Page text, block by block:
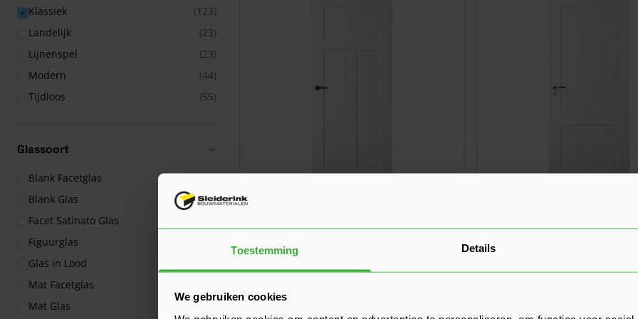
Toestemming Details
We gebruiken cookies
Klassiek
(123)
Landelijk
(23)
Lijnenspel
(23)
Modern
(44)
Tijdloos
(55)
Glassoort
Blank Facetglas
(26)
Blank Glas
(24)
Facet Satinato Glas
Figuurglas
Glas in Lood
Mat Facetglas
Mat Glas
Verkrijgbaar in 15 varianten
Vanaf393,00per stuk Ga naar product
(1 Beoordeling)
Verkrijgbaar in 17 varianten
Vanaf360,00per stuk